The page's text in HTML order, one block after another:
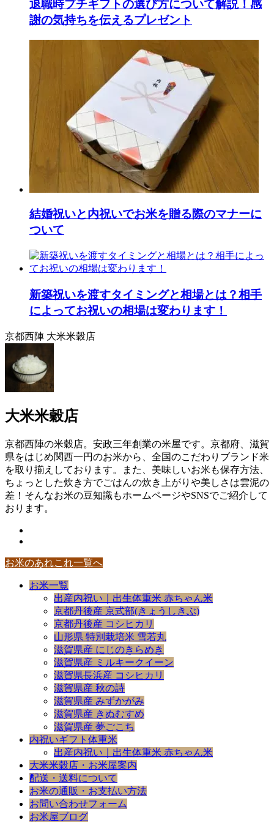
退職時プチギフトの選び方について解説！感
謝の気持ちを伝えるプレゼント
結婚祝いと内祝いでお米を贈る際のマナーに
ついて
新築祝いを渡すタイミングと相場とは？相手
によってお祝いの相場は変わります！
京都西陣 大米米穀店
大米米穀店
京都西陣の米穀店。安政三年創業の米屋です。京都府、滋賀
県をはじめ関西一円のお米から、全国のこだわりブランド米
を取り揃えしております。また、美味しいお米も保存方法、
ちょっとした炊き方でごはんの炊き上がりや美しさは雲泥の
差！そんなお米の豆知識もホームページやSNSでご紹介して
おります。
お米のあれこれ一覧へ
お米一覧
出産内祝い｜出生体重米 赤ちゃん米
京都丹後産 京式部(きょうしきぶ)
京都丹後産 コシヒカリ
山形県 特別栽培米 雪若丸
滋賀県産 にじのきらめき
滋賀県産 ミルキークイーン
滋賀県長浜産 コシヒカリ
滋賀県産 秋の詩
滋賀県産 みずかがみ
滋賀県産 きぬむすめ
滋賀県産 夢ごこち
内祝いギフト体重米
出産内祝い｜出生体重米 赤ちゃん米
大米米穀店・お米屋案内
配送・送料について
お米の通販・お支払い方法
お問い合わせフォーム
お米屋ブログ